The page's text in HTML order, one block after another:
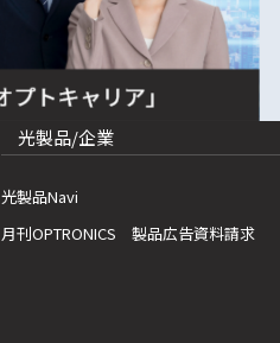
光製品/企業
光製品Navi
月刊OPTRONICS 製品広告資料請求